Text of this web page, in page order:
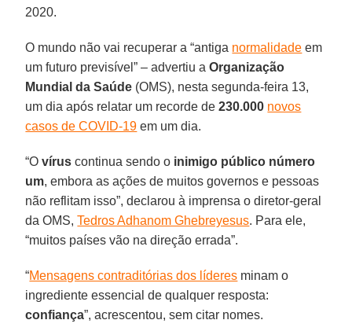
2020.
O mundo não vai recuperar a “antiga normalidade em
um futuro previsível” – advertiu aOrganização
Mundial da Saúde (OMS), nesta segunda-feira 13,
um dia após relatar um recorde de230.000 novos
casos de COVID-19 em um dia.
“Ovírus continua sendo o inimigo público número
um, embora as ações de muitos governos e pessoas
não reflitam isso”, declarou à imprensa o diretor-geral
da OMS,Tedros Adhanom Ghebreyesus. Para ele,
“muitos países vão na direção errada”.
“Mensagens contraditórias dos líderes minam o
ingrediente essencial de qualquer resposta:
confiança”, acrescentou, sem citar nomes.